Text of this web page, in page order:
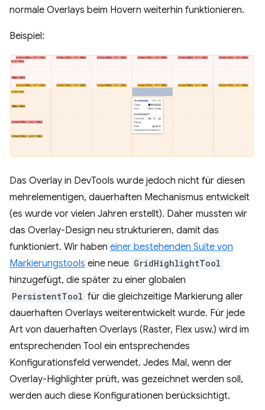
normale Overlays beim Hovern weiterhin funktionieren.
Beispiel:
Das Overlay in DevTools wurde jedoch nicht für diesen
mehrelementigen, dauerhaften Mechanismus entwickelt
(es wurde vor vielen Jahren erstellt). Daher mussten wir
das Overlay-Design neu strukturieren, damit das
funktioniert. Wir haben einer bestehenden Suite von
Markierungstools eine neue GridHighlightTool
hinzugefügt, die später zu einer globalen
PersistentTool für die gleichzeitige Markierung aller
dauerhaften Overlays weiterentwickelt wurde. Für jede
Art von dauerhaften Overlays (Raster, Flex usw.) wird im
entsprechenden Tool ein entsprechendes
Konfigurationsfeld verwendet. Jedes Mal, wenn der
Overlay-Highlighter prüft, was gezeichnet werden soll,
werden auch diese Konfigurationen berücksichtigt.